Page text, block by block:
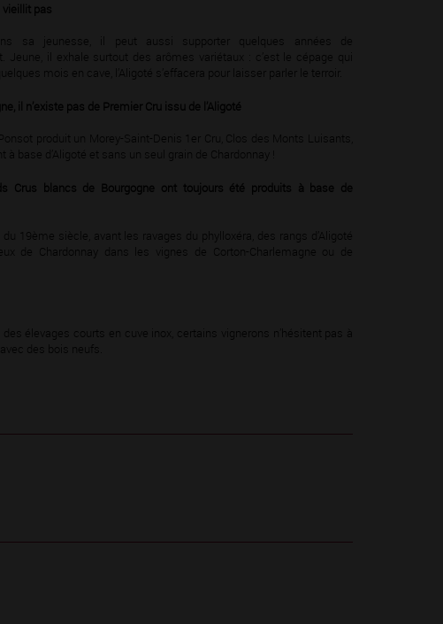
vieillit pas
sa jeunesse, il peut aussi supporter quelques années de
Jeune, il exhale surtout des arômes variétaux : c’est le cépage qui
mois en cave, l’Aligoté s’effacera pour laisser parler le terroir.
il n’existe pas de Premier Cru issu de l’Aligoté
produit un Morey-Saint-Denis 1er Cru, Clos des Monts Luisants,
à base d’Aligoté et sans un seul grain de Chardonnay !
Crus blancs de Bourgogne ont toujours été produits à base de
du 19ème siècle, avant les ravages du phylloxéra, des rangs d’Aligoté
de Chardonnay dans les vignes de Corton-Charlemagne ou de
élevages courts en cuve inox, certains vignerons n’hésitent pas à
des bois neufs.